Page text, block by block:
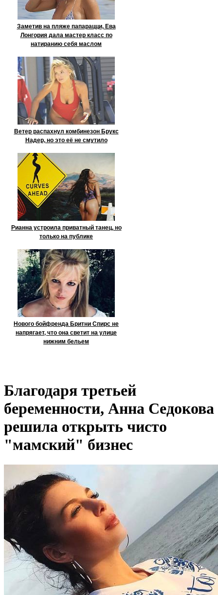
Заметив на пляже папарацци, Ева
Лонгория дала мастер класс по
натиранию себя маслом
Ветер распахнул комбинезон Брукс
Надер, но это её не смутило
Рианна устроила приватный танец, но
только на публике
Нового бойфренда Бритни Спирс не
напрягает, что она светит на улице
нижним бельем
Благодаря третьей
беременности, Анна Седокова
решила открыть чисто
"мамский" бизнес